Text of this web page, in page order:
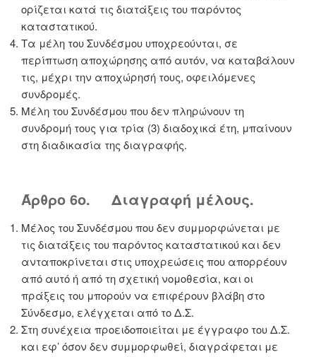
ορίζεται κατά τις διατάξεις του παρόντος
καταστατικού.
Τα μέλη του Συνδέσμου υποχρεούνται, σε
περίπτωση αποχώρησης από αυτόν, να καταβάλουν
τις, μέχρι την αποχώρησή τους, οφειλόμενες
συνδρομές.
Μέλη του Συνδέσμου που δεν πληρώνουν τη
συνδρομή τους για τρία (3) διαδοχικά έτη, μπαίνουν
στη διαδικασία της διαγραφής.
Άρθρο 6ο. Διαγραφή μέλους.
Μέλος του Συνδέσμου που δεν συμμορφώνεται με
τις διατάξεις του παρόντος καταστατικού και δεν
ανταποκρίνεται στις υποχρεώσεις που απορρέουν
από αυτό ή από τη σχετική νομοθεσία, και οι
πράξεις του μπορούν να επιφέρουν βλάβη στο
Σύνδεσμο, ελέγχεται από το Δ.Σ.
Στη συνέχεια προειδοποιείται με έγγραφο του Δ.Σ.
και εφ’ όσον δεν συμμορφωθεί, διαγράφεται με